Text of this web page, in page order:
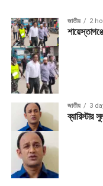
জাতীয় 2
জাতীয় 3
ব্যারিস্টার